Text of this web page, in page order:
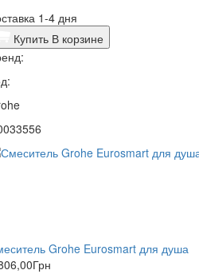
1-4 дня
Купить В корзине
Grohe Eurosmart для душа
Грн